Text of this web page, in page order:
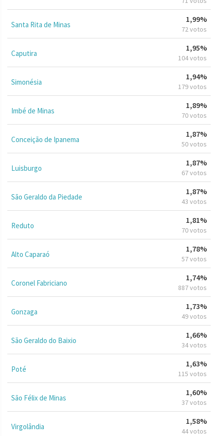
Santa Rita de Minas
1,99%
72 votos
Caputira
1,95%
104 votos
Simonésia
1,94%
179 votos
Imbé de Minas
1,89%
70 votos
Conceição de Ipanema
1,87%
50 votos
Luisburgo
1,87%
67 votos
São Geraldo da Piedade
1,87%
43 votos
Reduto
1,81%
70 votos
Alto Caparaó
1,78%
57 votos
Coronel Fabriciano
1,74%
887 votos
Gonzaga
1,73%
49 votos
São Geraldo do Baixio
1,66%
34 votos
Poté
1,63%
115 votos
São Félix de Minas
1,60%
37 votos
Virgolândia
1,58%
44 votos